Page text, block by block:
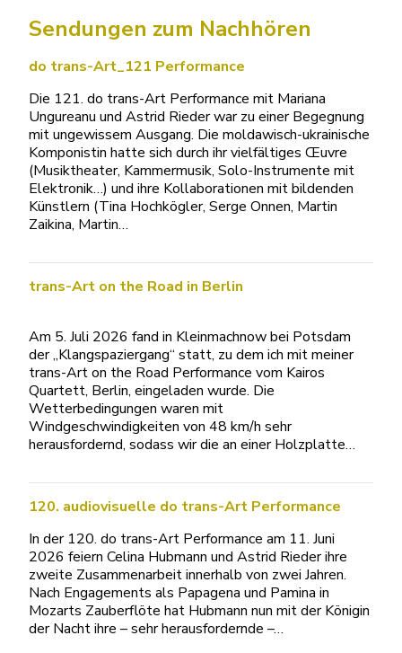
Sendungen zum Nachhören
do trans-Art_121 Performance
Die 121. do trans-Art Performance mit Mariana
Ungureanu und Astrid Rieder war zu einer Begegnung
mit ungewissem Ausgang. Die moldawisch-ukrainische
Komponistin hatte sich durch ihr vielfältiges Œuvre
(Musiktheater, Kammermusik, Solo-Instrumente mit
Elektronik…) und ihre Kollaborationen mit bildenden
Künstlern (Tina Hochkögler, Serge Onnen, Martin
Zaikina, Martin…
trans-Art on the Road in Berlin
Am 5. Juli 2026 fand in Kleinmachnow bei Potsdam
der „Klangspaziergang“ statt, zu dem ich mit meiner
trans-Art on the Road Performance vom Kairos
Quartett, Berlin, eingeladen wurde. Die
Wetterbedingungen waren mit
Windgeschwindigkeiten von 48 km/h sehr
herausfordernd, sodass wir die an einer Holzplatte…
120. audiovisuelle do trans-Art Performance
In der 120. do trans-Art Performance am 11. Juni
2026 feiern Celina Hubmann und Astrid Rieder ihre
zweite Zusammenarbeit innerhalb von zwei Jahren.
Nach Engagements als Papagena und Pamina in
Mozarts Zauberflöte hat Hubmann nun mit der Königin
der Nacht ihre – sehr herausfordernde –…